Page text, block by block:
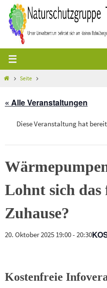
Zum
Inhalt
springen
StartSeite
« Alle Veranstaltungen
Diese Veranstaltung hat
Lohnt sich
Zuhause?
20. Oktober 2025 19:00- 20:30
Kostenfreie